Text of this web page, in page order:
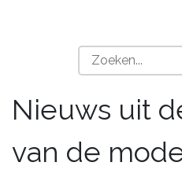
Nieuws uit
van de